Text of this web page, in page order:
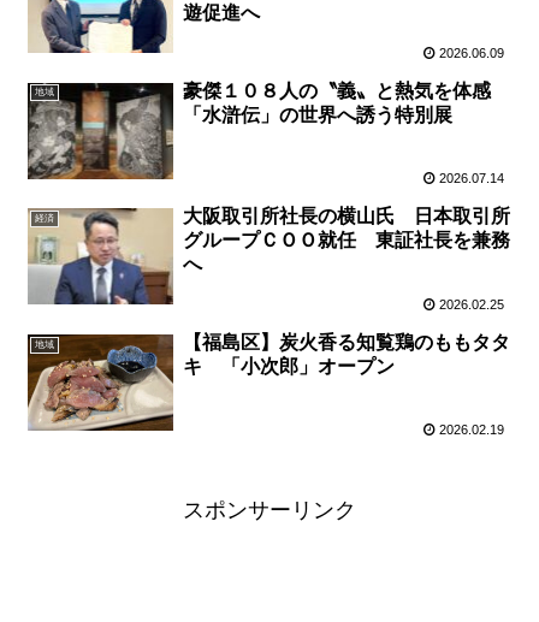
遊促進へ
2026.06.09
地域
豪傑１０８人の〝義〟と熱気を体感
「水滸伝」の世界へ誘う特別展
2026.07.14
経済
大阪取引所社長の横山氏 日本取引所
グループＣＯＯ就任 東証社長を兼務
へ
2026.02.25
地域
【福島区】炭火香る知覧鶏のももタタ
キ 「小次郎」オープン
2026.02.19
スポンサーリンク